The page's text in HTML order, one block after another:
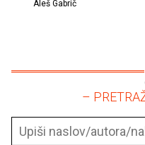
Aleš Gabrič
–